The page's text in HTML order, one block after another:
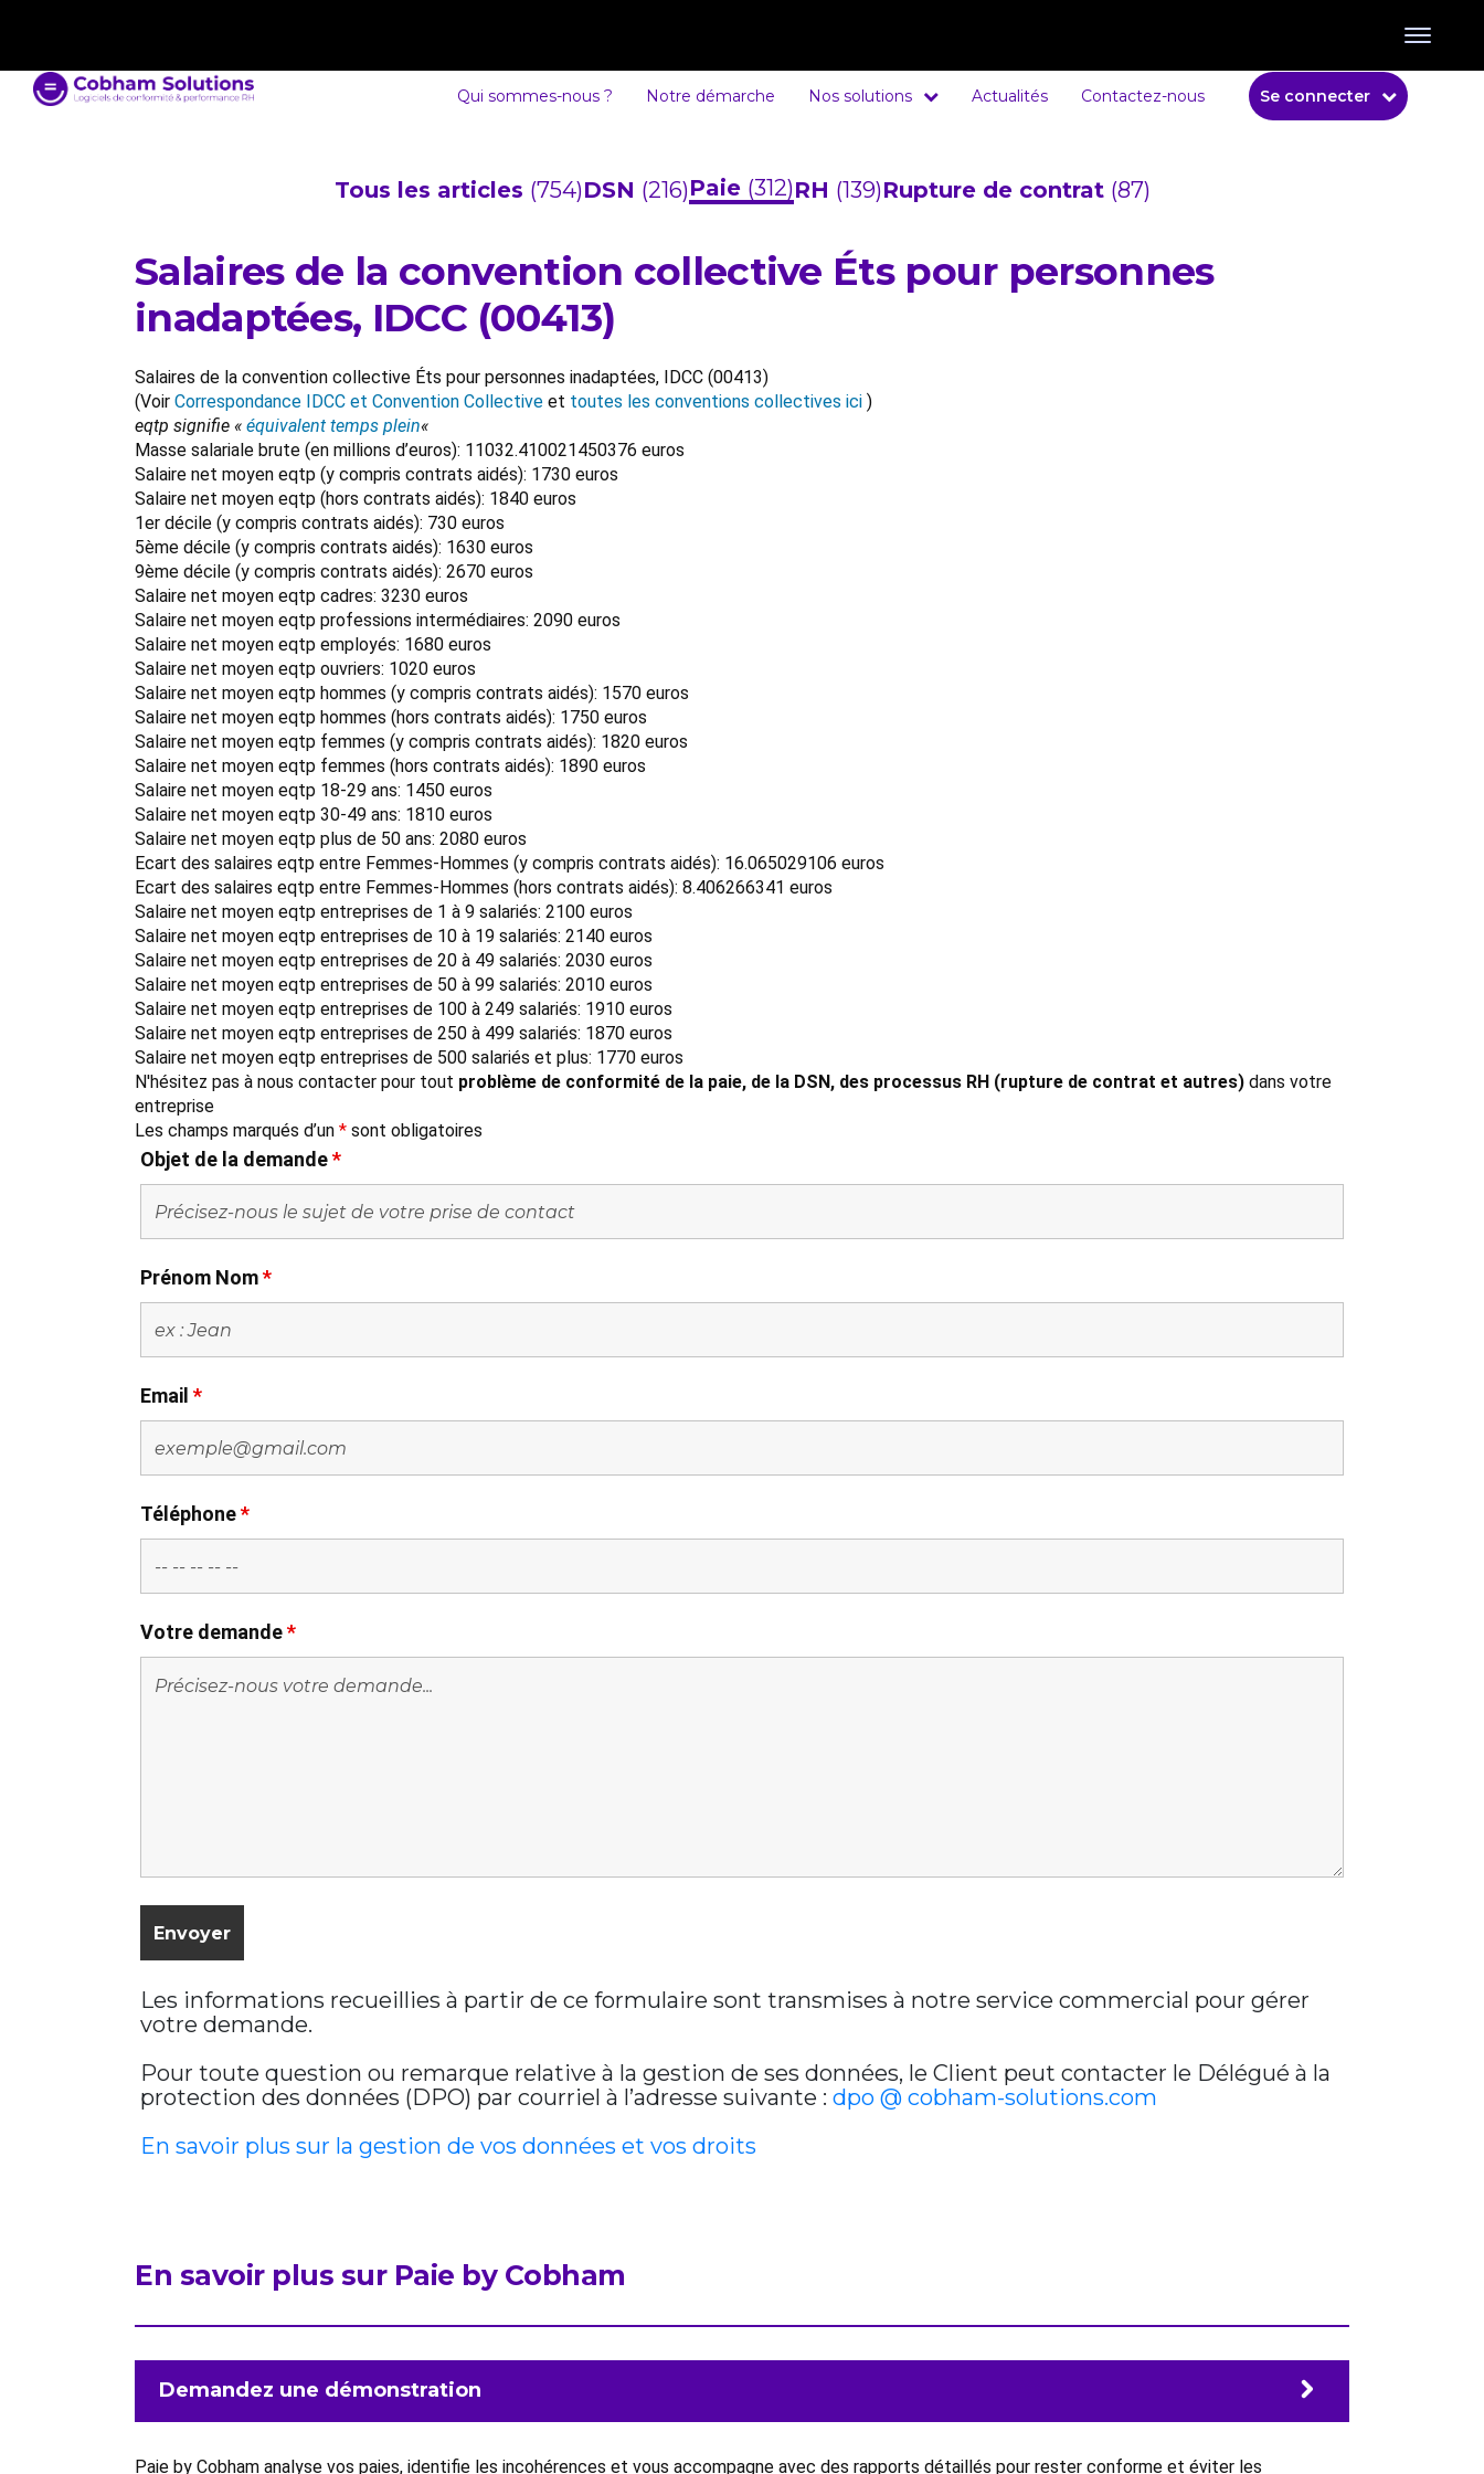
Qui sommes-nous ? Notre démarche Nos solutions Actualités Contactez-nous Se connecter
Tous les articles (754)DSN (216)Paie (312)RH (139)Rupture de contrat (87)
Salaires de la convention collective Éts pour personnes
inadaptées, IDCC (00413)
Salaires de la convention collective Éts pour personnes inadaptées, IDCC (00413)
(Voir Correspondance IDCC et Convention Collective et toutes les conventions collectives ici )
eqtp signifie « équivalent temps plein«
Masse salariale brute (en millions d’euros): 11032.410021450376 euros
Salaire net moyen eqtp (y compris contrats aidés): 1730 euros
Salaire net moyen eqtp (hors contrats aidés): 1840 euros
1er décile (y compris contrats aidés): 730 euros
5ème décile (y compris contrats aidés): 1630 euros
9ème décile (y compris contrats aidés): 2670 euros
Salaire net moyen eqtp cadres: 3230 euros
Salaire net moyen eqtp professions intermédiaires: 2090 euros
Salaire net moyen eqtp employés: 1680 euros
Salaire net moyen eqtp ouvriers: 1020 euros
Salaire net moyen eqtp hommes (y compris contrats aidés): 1570 euros
Salaire net moyen eqtp hommes (hors contrats aidés): 1750 euros
Salaire net moyen eqtp femmes (y compris contrats aidés): 1820 euros
Salaire net moyen eqtp femmes (hors contrats aidés): 1890 euros
Salaire net moyen eqtp 18-29 ans: 1450 euros
Salaire net moyen eqtp 30-49 ans: 1810 euros
Salaire net moyen eqtp plus de 50 ans: 2080 euros
Ecart des salaires eqtp entre Femmes-Hommes (y compris contrats aidés): 16.065029106 euros
Ecart des salaires eqtp entre Femmes-Hommes (hors contrats aidés): 8.406266341 euros
Salaire net moyen eqtp entreprises de 1 à 9 salariés: 2100 euros
Salaire net moyen eqtp entreprises de 10 à 19 salariés: 2140 euros
Salaire net moyen eqtp entreprises de 20 à 49 salariés: 2030 euros
Salaire net moyen eqtp entreprises de 50 à 99 salariés: 2010 euros
Salaire net moyen eqtp entreprises de 100 à 249 salariés: 1910 euros
Salaire net moyen eqtp entreprises de 250 à 499 salariés: 1870 euros
Salaire net moyen eqtp entreprises de 500 salariés et plus: 1770 euros
N'hésitez pas à nous contacter pour tout problème de conformité de la paie, de la DSN, des processus RH (rupture de contrat et autres) dans votre
entreprise
Les champs marqués d’un * sont obligatoires
Objet de la demande*
Prénom Nom*
Email *
Téléphone*
Votre demande*
Les informations recueillies à partir de ce formulaire sont transmises à notre service commercial pour gérer
votre demande.
Pour toute question ou remarque relative à la gestion de ses données, le Client peut contacter le Délégué à la
protection des données (DPO) par courriel à l’adresse suivante : dpo @ cobham-solutions.com
En savoir plus sur la gestion de vos données et vos droits
En savoir plus sur Paie by Cobham
Demandez une démonstration
Paie by Cobham analyse vos paies, identifie les incohérences et vous accompagne avec des rapports détaillés pour rester conforme et éviter les